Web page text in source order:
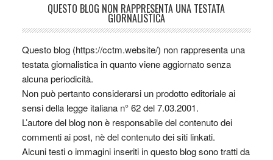
QUESTO BLOG NON RAPPRESENTA UNA TESTATA
GIORNALISTICA
Questo blog (https://cctm.website/) non rappresenta una
testata giornalistica in quanto viene aggiornato senza
alcuna periodicità.
Non può pertanto considerarsi un prodotto editoriale ai
sensi della legge italiana n° 62 del 7.03.2001.
L’autore del blog non è responsabile del contenuto dei
commenti ai post, nè del contenuto dei siti linkati.
Alcuni testi o immagini inseriti in questo blog sono tratti da